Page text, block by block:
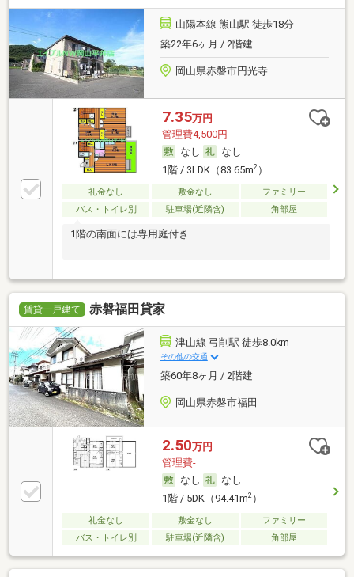
山陽本線 熊山駅 徒歩18分
築22年6ヶ月 / 2階建
岡山県赤磐市円光寺
7.35万円
管理費4,500円
なし
なし
1階 / 3LDK（83.65m2）
礼金なし 敷金なし
ファミリー
バス・トイレ別
駐車場(近隣含) 角部屋
1階の南面には専用庭付き
賃貸一戸建て 赤磐福田貸家
津山線 弓削駅 徒歩8.0km
その他の交通
築60年8ヶ月 / 2階建
岡山県赤磐市福田
2.50万円
管理費-
なし
なし
1階 / 5DK（94.41m2）
礼金なし 敷金なし
ファミリー
バス・トイレ別
駐車場(近隣含) 角部屋